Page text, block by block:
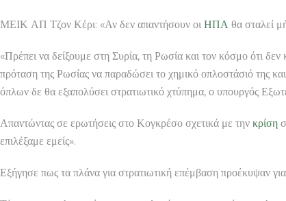
ΜΕΙΚ ΑΠ Τζον Κέρι: «Αν δεν απαντήσουν οι ΗΠΑ θα σταλεί
«Πρέπει να δείξουμε στη Συρία, τη Ρωσία και τον κόσμο ότι
πρόταση της Ρωσίας να παραδώσει το χημικό οπλοστάσιό
όπλων δε θα εξαπολύσει στρατιωτικό χτύπημα, ο υπουργός
Απαντώντας σε ερωτήσεις στο Κογκρέσο σχετικά με την κρίση
επιλέξαμε εμείς».
Εξήγησε πως τα πλάνα για στρατιωτική επέμβαση προέκυψαν